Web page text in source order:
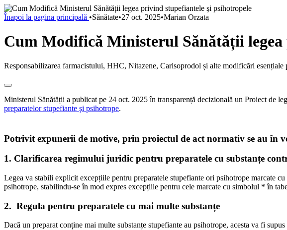
Înapoi la pagina principală •Sănătate•27 oct. 2025•Marian Orzata
Cum Modifică Ministerul Sănătății
Responsabilizarea farmacistului, HHC, Nitazene, Carisoprodol și alte modificări
Ministerul Sănătății a publicat pe 24 oct. 2025 în transparență decizională un Proiect de
preparatelor stupefiante şi psihotrope.
Potrivit expunerii de motive, prin proiectul de act normativ se au în
1. Clarificarea regimului juridic pentru preparatele cu substanțe
Legea va stabili explicit excepțiile pentru preparatele stupefiante ori psihotrope marcate
psihotrope, stabilindu-se în mod expres excepțiile pentru cele marcate cu simbolul * în
2. Regula pentru preparatele cu mai multe substanțe
Dacă un preparat conține mai multe substanțe stupefiante au psihotrope, acesta va fi